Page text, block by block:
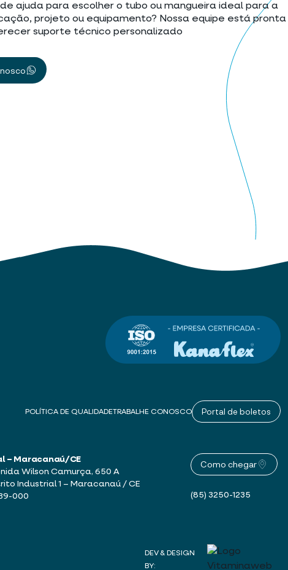
ajuda para escolher o tubo ou mangueira ideal para a
projeto ou equipamento? Nossa equipe está pronta
suporte técnico personalizado
POLÍTICA DE QUALIDADETRABALHE CONOSCO Portal de boletos
– Maracanaú/CE
Wilson Camurça, 650 A
Industrial 1 – Maracanaú / CE
000
Como chegar
(85) 3250-1235
DEV & DESIGN
BY: